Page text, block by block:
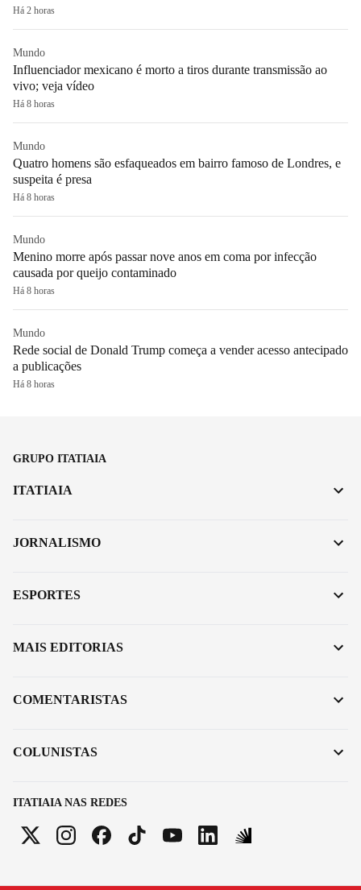
Há 2 horas
Mundo
Influenciador mexicano é morto a tiros durante transmissão ao
vivo; veja vídeo
Há 8 horas
Mundo
Quatro homens são esfaqueados em bairro famoso de Londres, e
suspeita é presa
Há 8 horas
Mundo
Menino morre após passar nove anos em coma por infecção
causada por queijo contaminado
Há 8 horas
Mundo
Rede social de Donald Trump começa a vender acesso antecipado
a publicações
Há 8 horas
GRUPO ITATIAIA
ITATIAIA NAS REDES
ITATIAIA
JORNALISMO
ESPORTES
MAIS EDITORIAS
COMENTARISTAS
COLUNISTAS